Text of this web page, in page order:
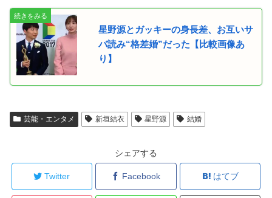
星野源とガッキーの身長差、お互いサ
バ読み“格差婚”だった【比較画像あ
り】
芸能・エンタメ 新垣結衣 星野源 結婚
シェアする
Twitter Facebook はてブ